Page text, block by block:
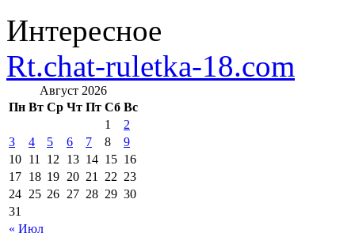
Интересное
Rt.chat-ruletka-18.com
Август 2026
Пн Вт Ср Чт Пт Сб Вс
« Июл
1
2
3
4 5 6 7 8
9
10 11 12 13 14 15 16
17 18 19 20 21 22 23
24 25 26 27 28 29 30
31